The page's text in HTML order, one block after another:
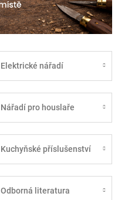
Elektrické nářadí
Nářadí pro houslaře
Kuchyňské příslušenství
Odborná literatura